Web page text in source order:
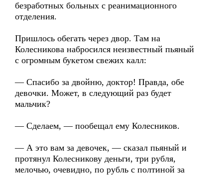
безработных больных с реанимационного
отделения.
Пришлось обегать через двор. Там на
Колесникова набросился неизвестный пьяный
с огромным букетом свежих калл:
— Спасибо за двойню, доктор! Правда, обе
девочки. Может, в следующий раз будет
мальчик?
— Сделаем, — пообещал ему Колесников.
— А это вам за девочек, — сказал пьяный и
протянул Колесникову деньги, три рубля,
мелочью, очевидно, по рубль с полтиной за